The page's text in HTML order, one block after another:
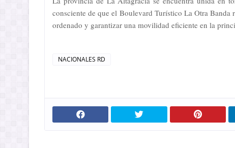
consciente de que el Boulevard Turístico La Otra Banda
ordenado y garantizar una movilidad eficiente en la
NACIONALES RD